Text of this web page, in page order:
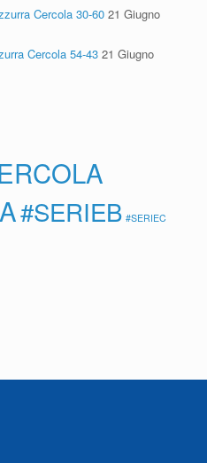
Cercola 30-60 21 Giugno
Cercola 54-43 21 Giugno
#SERIEB #SERIEC